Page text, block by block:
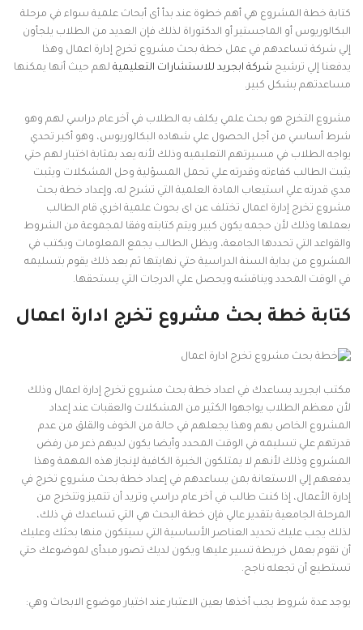
كتابة خطة المشروع هي أهم خطوة عند بدأ أى أبحاث علمية سواء في مرحلة
البكالوريوس أو الماجستير أو الدكتوراة لذلك فإن العديد من الطلاب يلجأون
إلي شركة تساعدهم في عمل خطة بحث مشروع تخرج إدارة اعمال وهذا
يدفعنا إلي ترشيح شركة ابجريد للاستشارات التعليمية لهم حيث أنها يمكنها
مساعدتهم بشكل كبير.
مشروع التخرج هو بحث علمي يكلف به الطلاب في آخر عام دراسي لهم وهو
شرط أساسي من أجل الحصول علي شهاده البكالوريوس، وهو أكبر تحدي
يواجه الطلاب في مسيرتهم التعليميه وذلك لأنه يعد بمثابة اختبار لهم حتي
يثبت الطالب كفاءته وقدرته علي تحمل المسؤلية وحل المشكلات ويثبت
مدي قدرته علي استيعاب المادة العلمية التي تشرح له، وإعداد خطة بحث
مشروع تخرج إدارة اعمال تختلف عن اى بحوث علمية اخري قام الطالب
بعملها وذلك لأن حجمه يكون كبير ويتم كتابته وفقا لمجموعة من الشروط
والقواعد التي تحددها الجامعة، ويظل الطالب يجمع المعلومات ويكتب في
المشروع من بداية السنة الدراسية حتي نهايتها ثم بعد ذلك يقوم بتسليمه
في الوقت المحدد ويناقشه ويحصل علي الدرجات التي يستحقها.
كتابة خطة بحث مشروع تخرج ادارة اعمال
مكتب ابجريد يساعدك في اعداد خطة بحث مشروع تخرج إدارة اعمال وذلك
لأن معظم الطلاب يواجهوا الكثير من المشكلات والعقبات عند إعداد
المشروع الخاص بهم وهذا يجعلهم في حالة من الخوف والقلق من عدم
قدرتهم علي تسليمه في الوقت المحدد وأيضا يكون لديهم ذعر من رفض
المشروع وذلك لأنهم لا يمتلكون الخبرة الكافية لإنجاز هذه المهمة وهذا
يدفعهم إلي الاستعانة بمن يساعدهم في إعداد خطة بحث مشروع تخرج في
إدارة الأعمال، إذا كنت طالب في آخر عام دراسي وتريد أن تتميز وتتخرج من
المرحلة الجامعية بتقدير عالي فإن خطة البحث هي التي تساعدك في ذلك،
لذلك يجب عليك تحديد العناصر الأساسية التي سيتكون منها بحثك وعليك
أن تقوم بعمل خريطة تسير عليها ويكون لديك تصور مبدأى لموضوعك حتي
تستطيع أن تجعله ناجح.
يوجد عدة شروط يجب أخذها بعين الاعتبار عند اختيار موضوع الابحاث وهي: